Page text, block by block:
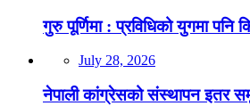
गुरु पूर्णिमा : प्रविधिको युगमा
July 28, 2026
नेपाली कांग्रेसको संस्थापन इतर